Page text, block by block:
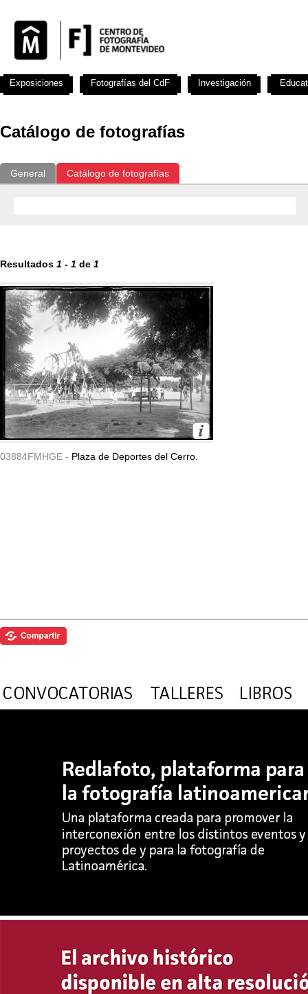
Catálogo de fotografías
General Catálogo de fotografías
Resultados 1 - 1 de 1
03884FMHGE - Plaza de Deportes del Cerro.
Exposiciones Fotografías del CdF Investigación